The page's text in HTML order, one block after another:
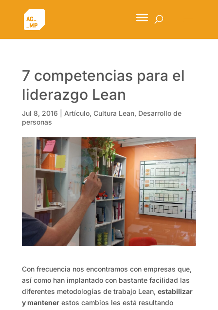
7 competencias para el
liderazgo Lean
Jul 8, 2016 Artículo, Cultura Lean, Desarrollo de
personas
Con frecuencia nos encontramos con empresas que,
así como han implantado con bastante facilidad las
diferentes metodologías de trabajo Lean, estabilizar
y mantenerestos cambios les está resultando